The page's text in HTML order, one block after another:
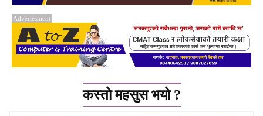
Advertesment
कस्तो महसुस भयो ?